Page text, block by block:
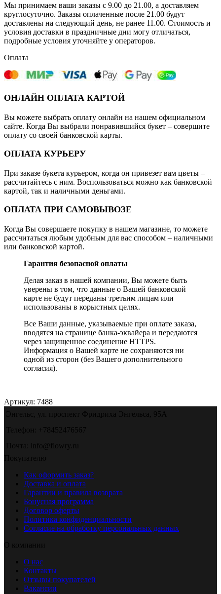
Мы принимаем ваши заказы с 9.00 до 21.00, а доставляем
круглосуточно. Заказы оплаченные после 21.00 будут
доставлены на следующий день, не ранее 11.00. Стоимость и
условия доставки в праздничные дни могу отличаться,
подробные условия уточняйте у операторов.
Оплата
ОНЛАЙН ОПЛАТА КАРТОЙ
Вы можете выбрать оплату онлайн на нашем официальном
сайте. Когда Вы выбрали понравившийся букет – совершите
оплату со своей банковской карты.
ОПЛАТА КУРЬЕРУ
При заказе букета курьером, когда он привезет вам цветы –
рассчитайтесь с ним. Воспользоваться можно как банковской
картой, так и наличными деньгами.
ОПЛАТА ПРИ САМОВЫВОЗЕ
Когда Вы совершаете покупку в нашем магазине, то можете
рассчитаться любым удобным для вас способом – наличными
или банковской картой.
Гарантия безопасной оплаты
Делая заказ в нашей компании, Вы можете быть
уверены в том, что данные о Вашей банковской
карте не будут переданы третьим лицам или
использованы в корыстных целях.
Все Ваши данные, указываемые при оплате заказа,
вводятся на странице банка-эквайера и передаются
через защищенное соединение HTTPS.
Информация о Вашей карте не сохраняются ни
одной из сторон (без Вашего дополнительного
согласия).
Артикул: 7488
Энгельс, ул. проспект Фридриха Энгельса, 95А
Телефон: +78452476567
Почта: info@flowry.ru
Покупателю
Как оформить заказ?
Доставка и оплата
Гарантии и правила возврата
Бонусная программа
Договор оферты
Политика конфиденциальности
Согласие на обработку персональных данных
О компании
О нас
Контакты
Отзывы покупателей
Вакансии